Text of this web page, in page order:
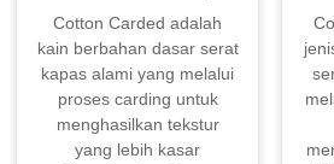
Cotton Carded adalah
kain berbahan dasar serat
kapas alami yang melalui
proses carding untuk
menghasilkan tekstur
yang lebih kasar